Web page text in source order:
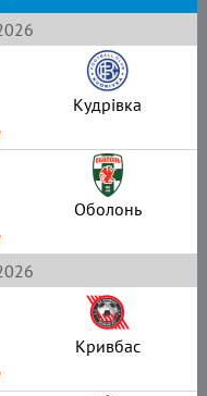
Кудрівка
Оболонь
Кривбас